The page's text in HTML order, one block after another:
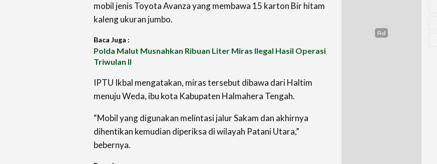
mobil jenis Toyota Avanza yang membawa 15 karton Bir hitam
kaleng ukuran jumbo.
Baca Juga :
Polda Malut Musnahkan Ribuan Liter Miras Ilegal Hasil Operasi
Triwulan II
IPTU Ikbal mengatakan, miras tersebut dibawa dari Haltim
menuju Weda, ibu kota Kabupaten Halmahera Tengah.
“Mobil yang digunakan melintasi jalur Sakam dan akhirnya
dihentikan kemudian diperiksa di wilayah Patani Utara,”
bebernya.